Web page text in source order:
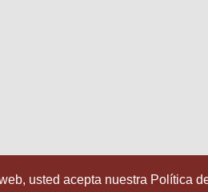
usted acepta nuestra Política